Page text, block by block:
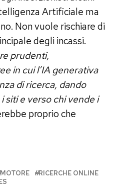
Artificiale ma
Non vuole rischiare di
degli incassi.
prudenti,
in cui l’IA generativa
di ricerca, dando
siti e verso chi vende i
proprio che
MOTORE
RICERCHE ONLINE